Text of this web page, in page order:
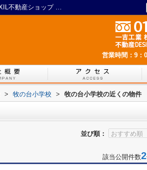
牧の台小学校周辺の物件一覧｜川西の戸建てや土地など不動産のことならERA LIXIL不動産ショップ 一吉
営業時間：9：
> 牧の台小学校 > 牧の台小学校の近くの物件
並び順：
該当公開件数2